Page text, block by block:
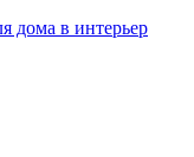
дома в интерьер